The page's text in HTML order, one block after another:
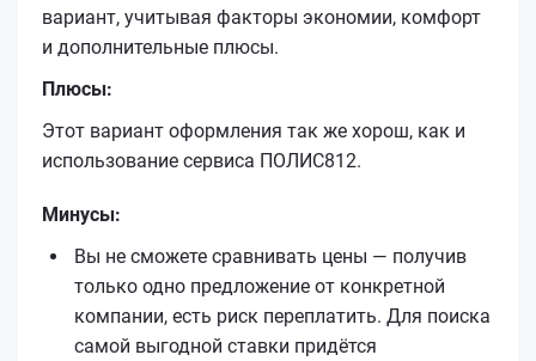
вариант, учитывая факторы экономии, комфорт
и дополнительные плюсы.
Плюсы:
Этот вариант оформления так же хорош, как и
использование сервиса ПОЛИС812.
Минусы:
Вы не сможете сравнивать цены — получив
только одно предложение от конкретной
компании, есть риск переплатить. Для поиска
самой выгодной ставки придётся